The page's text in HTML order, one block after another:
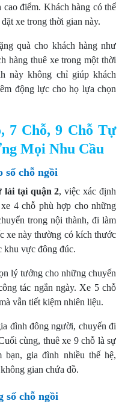
điểm. Khách hàng có thể
xe trong thời gian này.
quà cho khách hàng như
hàng thuê xe trong một thời
này không chỉ giúp khách
động lực cho họ lựa chọn
7 Chỗ, 9 Chỗ Tự
Mọi Nhu Cầu
số chỗ ngồi
lái tại quận 2, việc xác định
4 chỗ phù hợp cho những
trong nội thành, đi làm
xe này thường có kích thước
khu vực đông đúc.
lý tưởng cho những chuyến
tác ngắn ngày. Xe 5 chỗ
vẫn tiết kiệm nhiên liệu.
đình đông người, chuyến đi
cùng, thuê xe 9 chỗ là sự
gia đình nhiều thế hệ,
gian chứa đồ.
số chỗ ngồi